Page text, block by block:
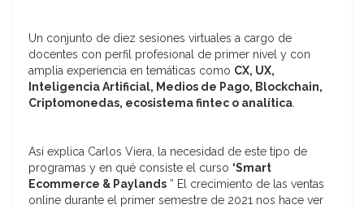
Un conjunto de diez sesiones virtuales a cargo de
docentes con perfil profesional de primer nivel y con
amplia experiencia en temáticas como CX, UX,
Inteligencia Artificial, Medios de Pago, Blockchain,
Criptomonedas, ecosistema fintec o analítica.
Así explica Carlos Viera, la necesidad de este tipo de
programas y en qué consiste el curso ‘Smart
Ecommerce & Paylands ” El crecimiento de las ventas
online durante el primer semestre de 2021 nos hace ver